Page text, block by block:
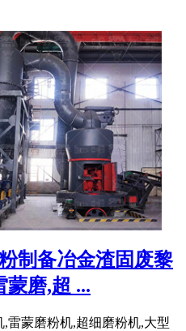
制备冶金渣固废黎
蒙磨,超 ...
雷蒙磨粉机,超细磨粉机,大型